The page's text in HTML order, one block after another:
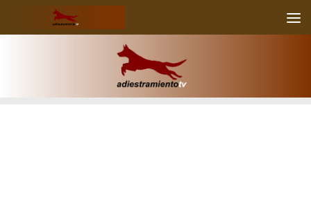
Skip to content